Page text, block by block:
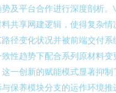
及平台合作进行深度剖析
料共享网建逻辑，使得复杂
径变化状况并被前端交付
性趋势下配合系列原材料
一创新的赋能模式显著抑
保养模块分支的运作环境